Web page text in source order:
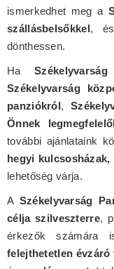
ismerkedhet meg a
szállásbelsőkkel,
dönthessen.
Ha
Székelyvarság
panziókról,
Önnek
további ajánlataink
hegyi
lehetőség várja.
A Székelyvarság
célja szilveszterre,
érkezők számára
felejthetetlen